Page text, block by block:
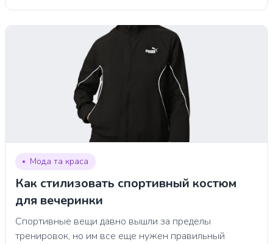
Мода та краса
Как стилизовать спортивный костюм
для вечеринки
Спортивные вещи давно вышли за пределы
тренировок, но им все еще нужен правильный